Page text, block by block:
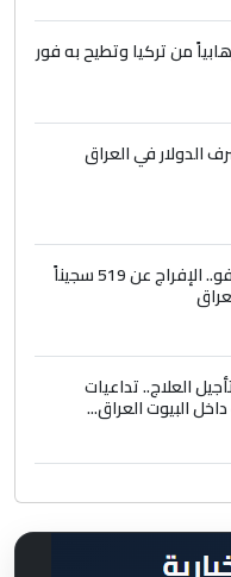
من تركيا وتطيح به فور
الدولار في العراق
بينهم مشمولون بالعفو.. الإفراج عن 519 سجيناً
العلاج.. تداعيات
البيوت العراق...